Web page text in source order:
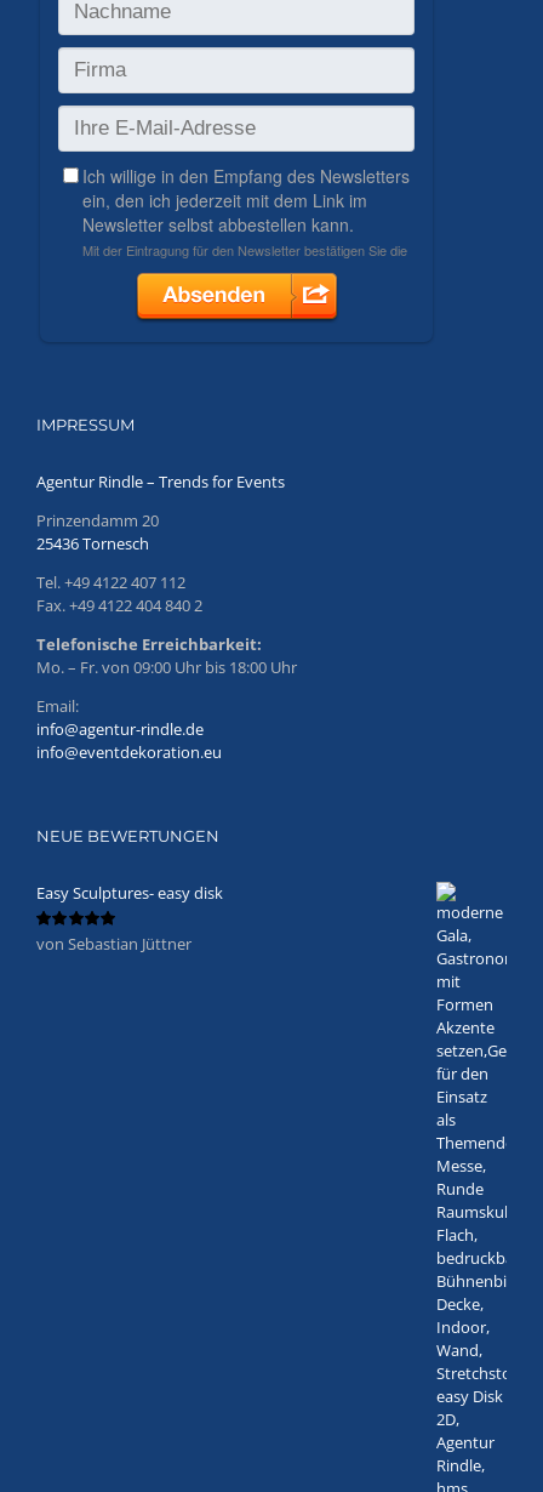
IMPRESSUM
Agentur Rindle – Trends for Events
Prinzendamm 20
25436 Tornesch
Tel. +49 4122 407 112
Fax. +49 4122 404 840 2
Telefonische Erreichbarkeit:
Mo. – Fr. von 09:00 Uhr bis 18:00 Uhr
Email:
info@agentur-rindle.de
info@eventdekoration.eu
NEUE BEWERTUNGEN
Easy Sculptures- easy disk
Bewertet
von Sebastian Jüttner